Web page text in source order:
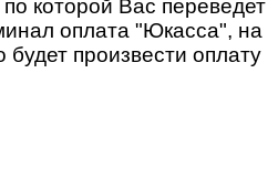
которой Вас переведет
оплата "Юкасса", на
произвести оплату